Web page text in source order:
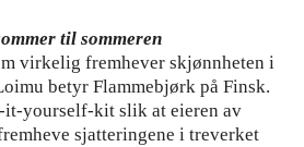
til sommeren
virkelig fremhever skjønnheten i
betyr Flammebjørk på Finsk.
it-yourself-kit slik at eieren av
sjatteringene i treverket